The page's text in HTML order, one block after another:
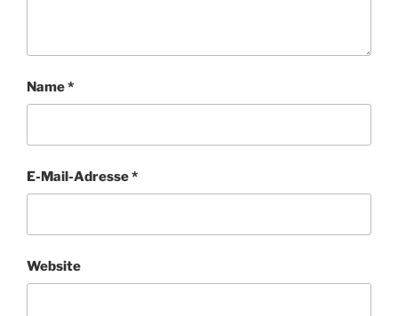
Name*
E-Mail-Adresse*
Website